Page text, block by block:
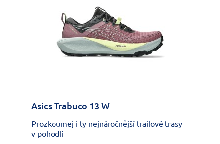
Asics Trabuco 13 W
Prozkoumej i ty nejnáročnější trailové trasy
v pohodlí